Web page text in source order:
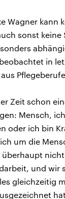
Wagner kann
sonst keine
in
Zeit schon
Mensch,
oder ich bin
um die
nicht
und wir
gleichzeitig